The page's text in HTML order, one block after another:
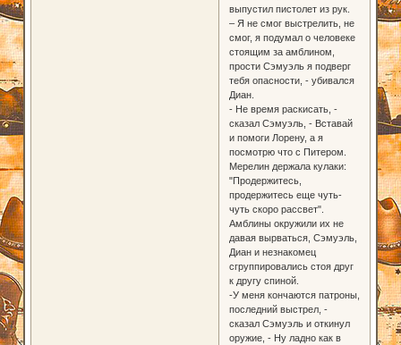
выпустил пистолет из рук.
– Я не смог выстрелить, не
смог, я подумал о человеке
стоящим за амблином,
прости Сэмуэль я подверг
тебя опасности, - убивался
Диан.
- Не время раскисать, -
сказал Сэмуэль, - Вставай
и помоги Лорену, а я
посмотрю что с Питером.
Мерелин держала кулаки:
"Продержитесь,
продержитесь еще чуть-
чуть скоро рассвет".
Амблины окружили их не
давая вырваться, Сэмуэль,
Диан и незнакомец
сгруппировались стоя друг
к другу спиной.
-У меня кончаются патроны,
последний выстрел, -
сказал Сэмуэль и откинул
оружие, - Ну ладно как в